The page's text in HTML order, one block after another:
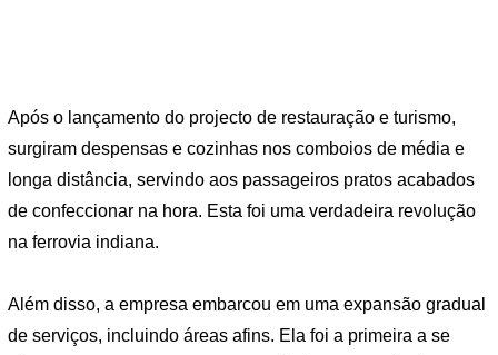
Após o lançamento do projecto de restauração e turismo,
surgiram despensas e cozinhas nos comboios de média e
longa distância, servindo aos passageiros pratos acabados
de confeccionar na hora. Esta foi uma verdadeira revolução
na ferrovia indiana.
Além disso, a empresa embarcou em uma expansão gradual
de serviços, incluindo áreas afins. Ela foi a primeira a se